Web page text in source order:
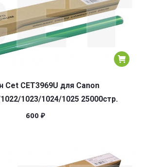
Cet CET3969U для Canon
1023/1024/1025 25000стр.
600 ₽